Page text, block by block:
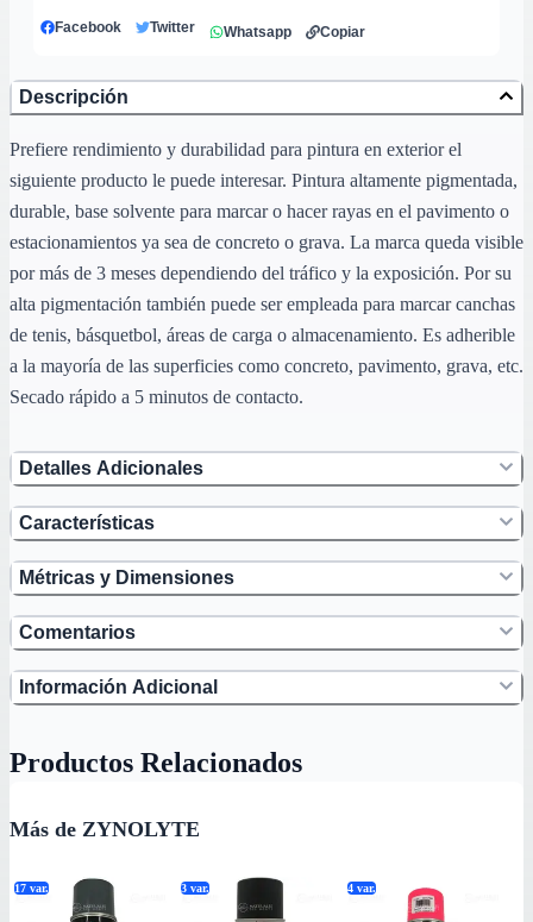
Facebook Twitter Whatsapp Copiar
Descripción
Prefiere rendimiento y durabilidad para pintura en exterior el
siguiente producto le puede interesar. Pintura altamente pigmentada,
durable, base solvente para marcar o hacer rayas en el pavimento o
estacionamientos ya sea de concreto o grava. La marca queda visible
por más de 3 meses dependiendo del tráfico y la exposición. Por su
alta pigmentación también puede ser empleada para marcar canchas
de tenis, básquetbol, áreas de carga o almacenamiento. Es adherible
a la mayoría de las superficies como concreto, pavimento, grava, etc.
Secado rápido a 5 minutos de contacto.
Detalles Adicionales
Características
Métricas y Dimensiones
Comentarios
Información Adicional
Productos Relacionados
Más de ZYNOLYTE
17 var. 3 var. 4 var.